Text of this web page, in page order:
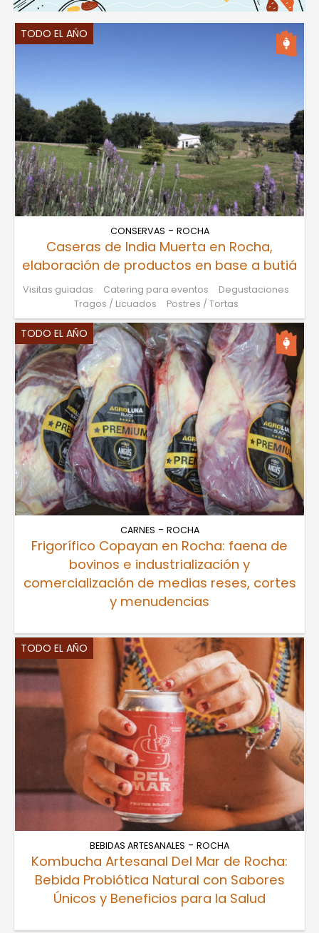
TODO EL AÑO
CONSERVAS - ROCHA
Caseras de India Muerta en Rocha,
elaboración de productos en base a butiá
Visitas guiadas Catering para eventos
Degustaciones
Tragos / Licuados
Postres / Tortas
TODO EL AÑO
CARNES - ROCHA
Frigorífico Copayan en Rocha: faena de
bovinos e industrialización y
comercialización de medias reses, cortes
y menudencias
TODO EL AÑO
BEBIDAS ARTESANALES - ROCHA
Kombucha Artesanal Del Mar de Rocha:
Bebida Probiótica Natural con Sabores
Únicos y Beneficios para la Salud